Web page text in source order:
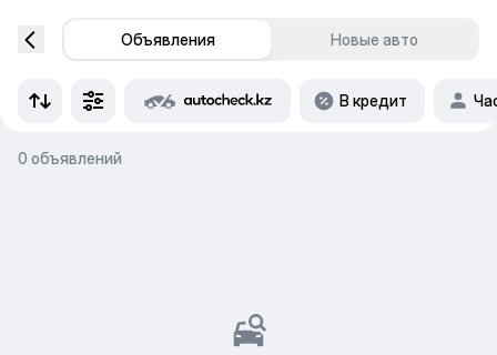
Объявления Новые авто
В кредит
0 объявлений